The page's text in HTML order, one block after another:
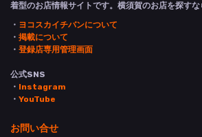
着型のお店情報サイトです。横須賀のお店を探すな
・ ヨコスカイチバンについて
・ 掲載について
・ 登録店専用管理画面
公式SNS
・ Instagram
・ YouTube
お問い合せ